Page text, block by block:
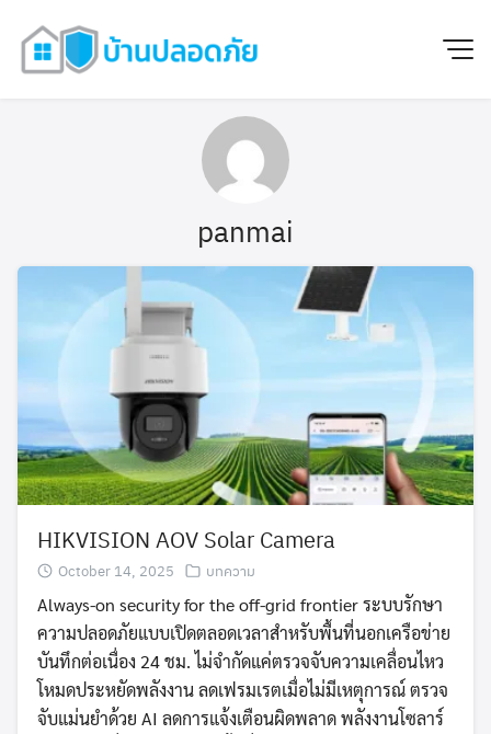
panmai
HIKVISION AOV Solar Camera
October 14, 2025 บทความ
Always-on security for the off-grid frontier ระบบรักษา
ความปลอดภัยแบบเปิดตลอดเวลาสำหรับพื้นที่นอกเครือข่าย
บันทึกต่อเนื่อง 24 ชม. ไม่จำกัดแค่ตรวจจับความเคลื่อนไหว
โหมดประหยัดพลังงาน ลดเฟรมเรตเมื่อไม่มีเหตุการณ์ ตรวจ
จับแม่นยำด้วย AI ลดการแจ้งเตือนผิดพลาด พลังงานโซลาร์